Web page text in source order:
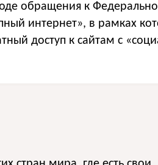
обращения к
интернет», в рамках
доступ к сайтам с